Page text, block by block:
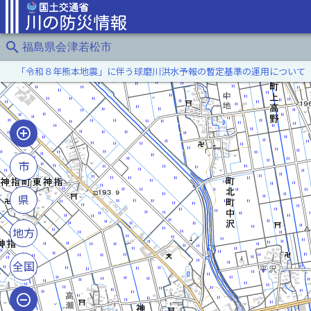
search 福島県会津若松市
「令和８年熊本地震」に伴う球磨川洪水予報の暫定基準の運用について
市
県
地方
全国